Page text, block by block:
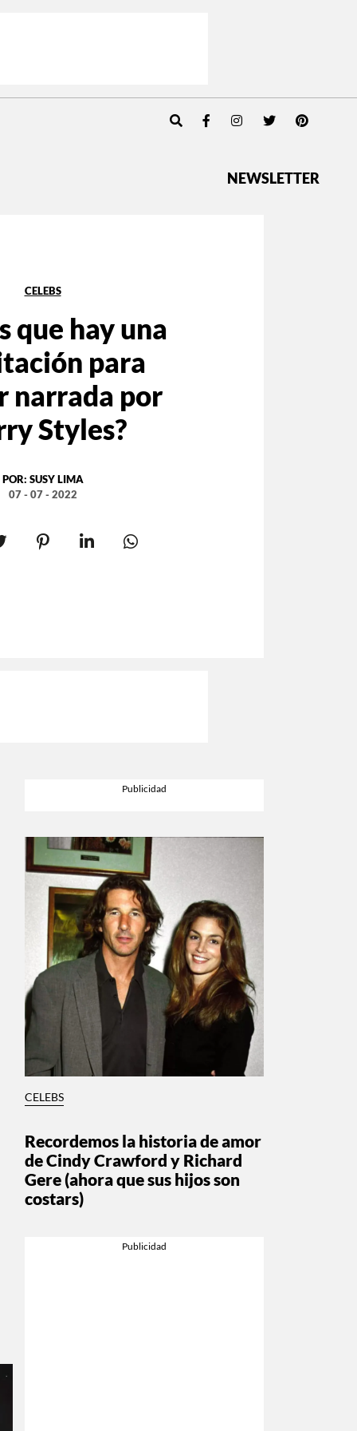
NEWSLETTER
CELEBS
que hay una
para
narrada por
Styles?
POR: SUSY LIMA
07 - 07 - 2022
CELEBS
Recordemos la historia de amor
de Cindy Crawford y Richard
Gere (ahora que sus hijos son
costars)